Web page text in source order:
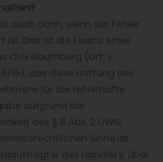
auch dann, wenn der Fehler
Das ist die Essenz eines
OLG Naumburg (Urt. v.
15), das diese Haftung des
für die fehlerhafte
aufgrund der
des § 8 Abs. 2 UWG
Sinne ist
des Händlers; über